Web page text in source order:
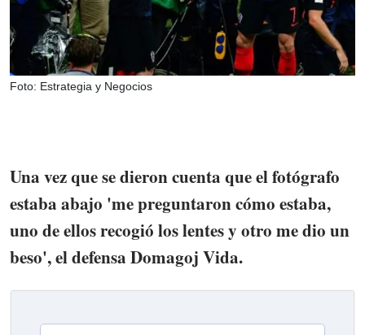
Foto: Estrategia y Negocios
Una vez que se dieron cuenta que el fotógrafo
estaba abajo 'me preguntaron cómo estaba,
uno de ellos recogió los lentes y otro me dio un
beso', el defensa Domagoj Vida.